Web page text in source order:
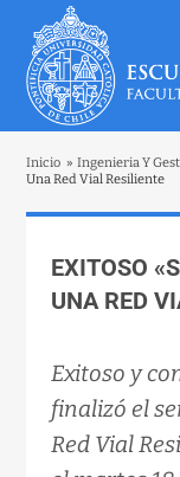
Inicio » Ingenieria Y
Una Red Vial Resiliente
EXITOSO
UNA RED
Exitoso y
finalizó el
Red Vial